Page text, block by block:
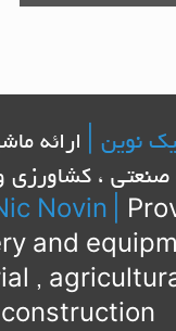
نوین |
ارائه
صنعتی ، کشاورزی
Novin
and
,
construction